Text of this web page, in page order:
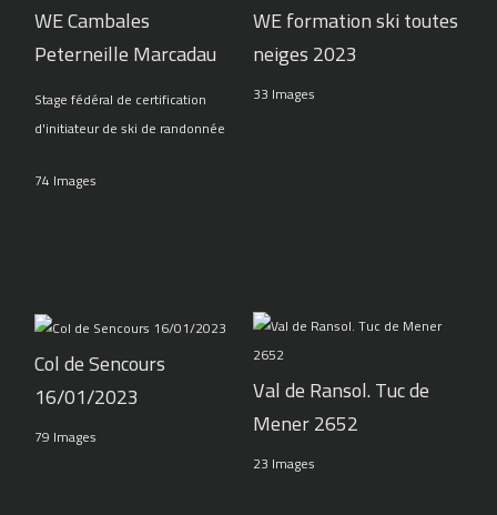
WE Cambales
Peterneille Marcadau
Stage fédéral de certification
d'initiateur de ski de randonnée
74 Images
WE formation ski toutes
neiges 2023
33 Images
Col de Sencours
16/01/2023
79 Images
Val de Ransol. Tuc de
Mener 2652
23 Images